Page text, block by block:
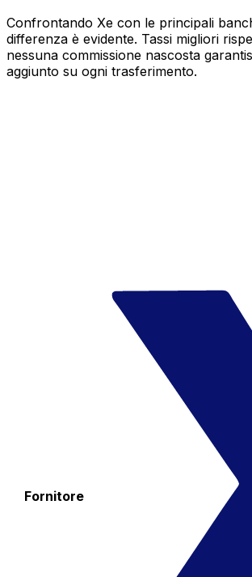
Confrontando Xe con le principali
differenza è evidente. Tassi migliori
nessuna commissione nascosta
aggiunto su ogni trasferimento.
Fornitore